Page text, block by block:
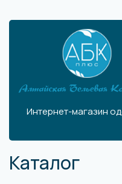
Интернет-магазин
Каталог